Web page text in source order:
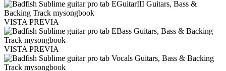
VISTA PREVIA
VISTA PREVIA